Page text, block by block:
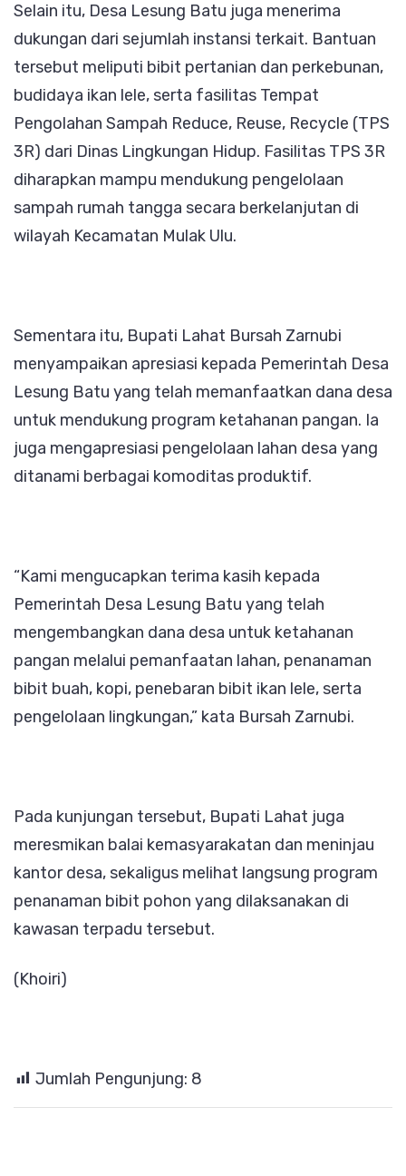
Selain itu, Desa Lesung Batu juga menerima
dukungan dari sejumlah instansi terkait. Bantuan
tersebut meliputi bibit pertanian dan perkebunan,
budidaya ikan lele, serta fasilitas Tempat
Pengolahan Sampah Reduce, Reuse, Recycle (TPS
3R) dari Dinas Lingkungan Hidup. Fasilitas TPS 3R
diharapkan mampu mendukung pengelolaan
sampah rumah tangga secara berkelanjutan di
wilayah Kecamatan Mulak Ulu.
Sementara itu, Bupati Lahat Bursah Zarnubi
menyampaikan apresiasi kepada Pemerintah Desa
Lesung Batu yang telah memanfaatkan dana desa
untuk mendukung program ketahanan pangan. Ia
juga mengapresiasi pengelolaan lahan desa yang
ditanami berbagai komoditas produktif.
“Kami mengucapkan terima kasih kepada
Pemerintah Desa Lesung Batu yang telah
mengembangkan dana desa untuk ketahanan
pangan melalui pemanfaatan lahan, penanaman
bibit buah, kopi, penebaran bibit ikan lele, serta
pengelolaan lingkungan,” kata Bursah Zarnubi.
Pada kunjungan tersebut, Bupati Lahat juga
meresmikan balai kemasyarakatan dan meninjau
kantor desa, sekaligus melihat langsung program
penanaman bibit pohon yang dilaksanakan di
kawasan terpadu tersebut.
(Khoiri)
Jumlah Pengunjung: 8